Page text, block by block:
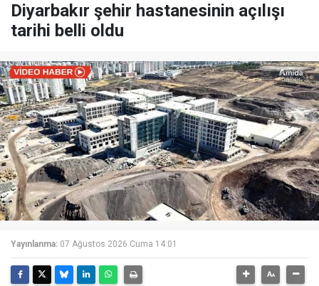
Diyarbakır şehir hastanesinin açılışı
tarihi belli oldu
Yayınlanma: 07 Ağustos 2026 Cuma 14:01